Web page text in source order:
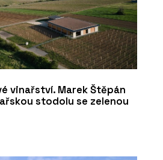
vinařství. Marek Štěpán
stodolu se zelenou